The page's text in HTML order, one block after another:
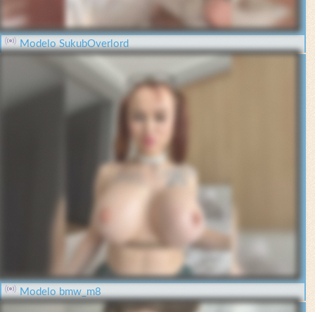
Modelo SukubOverlord
Modelo bmw_m8